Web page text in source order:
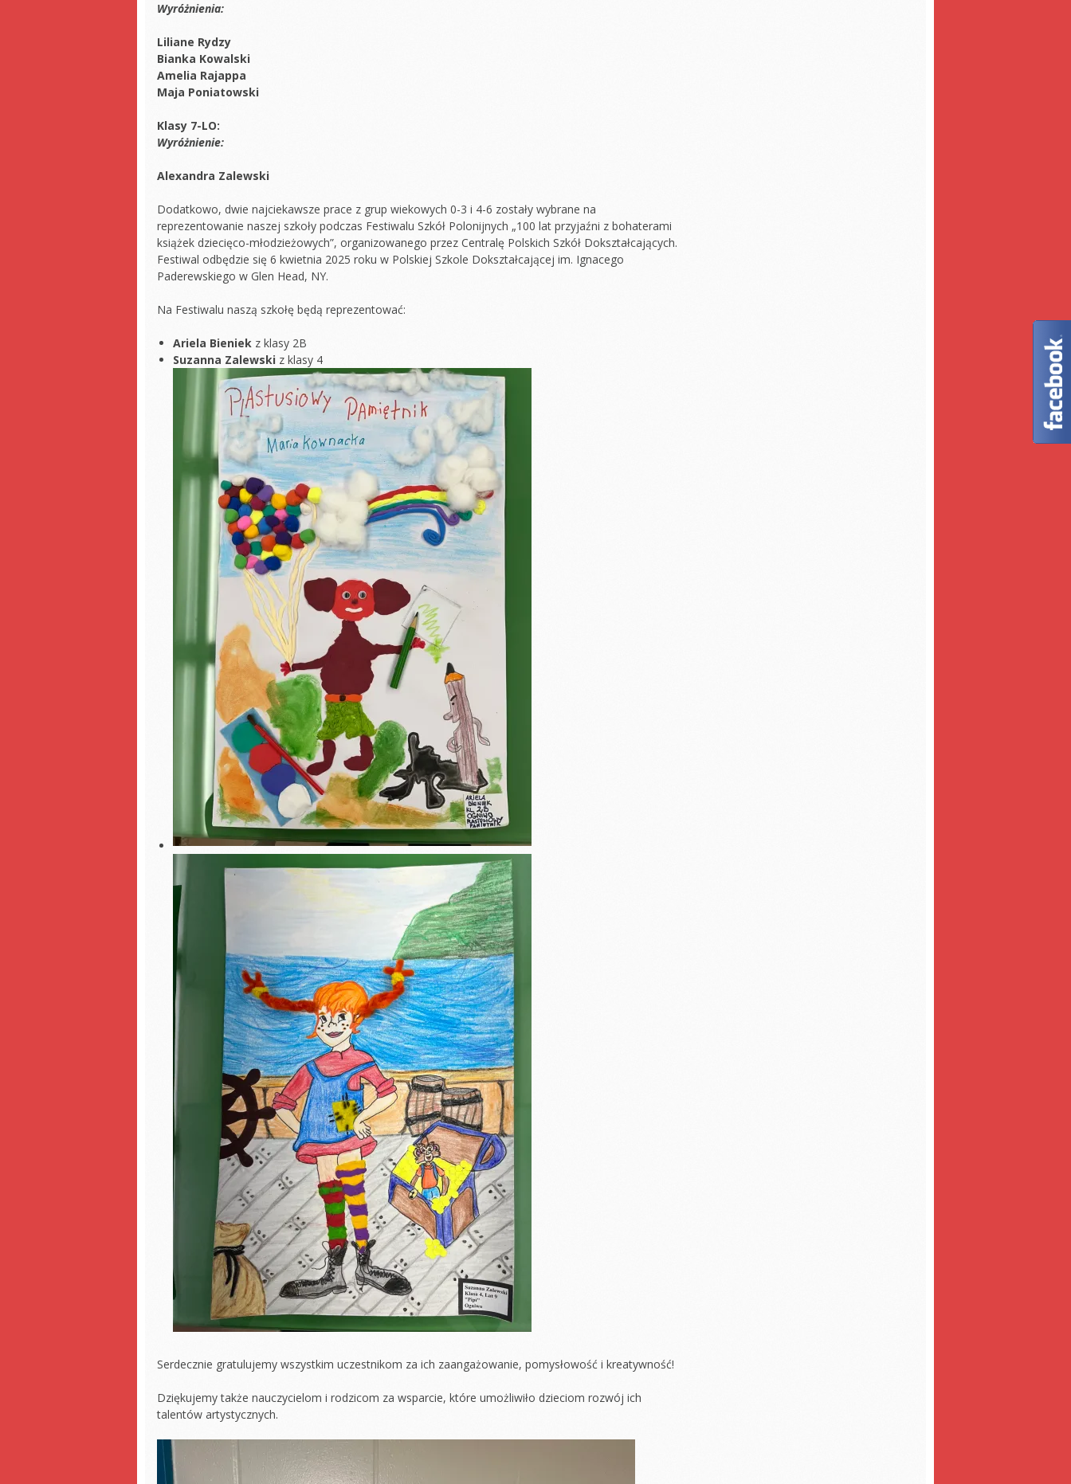
Wyróżnienia:
Liliane Rydzy
Bianka Kowalski
Amelia Rajappa
Maja Poniatowski
Klasy 7-LO:
Wyróżnienie:
Alexandra Zalewski
Dodatkowo, dwie najciekawsze prace z grup wiekowych 0-3 i 4-6 zostały wybrane na
reprezentowanie naszej szkoły podczas Festiwalu Szkół Polonijnych „100 lat przyjaźni z bohaterami
książek dziecięco-młodzieżowych”, organizowanego przez Centralę Polskich Szkół Dokształcających.
Festiwal odbędzie się 6 kwietnia 2025 roku w Polskiej Szkole Dokształcającej im. Ignacego
Paderewskiego w Glen Head, NY.
Na Festiwalu naszą szkołę będą reprezentować:
Ariela Bieniek z klasy 2B
Suzanna Zalewski z klasy 4
Serdecznie gratulujemy wszystkim uczestnikom za ich zaangażowanie, pomysłowość i kreatywność!
Dziękujemy także nauczycielom i rodzicom za wsparcie, które umożliwiło dzieciom rozwój ich
talentów artystycznych.